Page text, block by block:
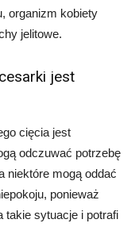
organizm kobiety
jelitowe.
jest
cięcia jest
odczuwać potrzebę
niektóre mogą oddać
ponieważ
takie sytuacje i potrafi